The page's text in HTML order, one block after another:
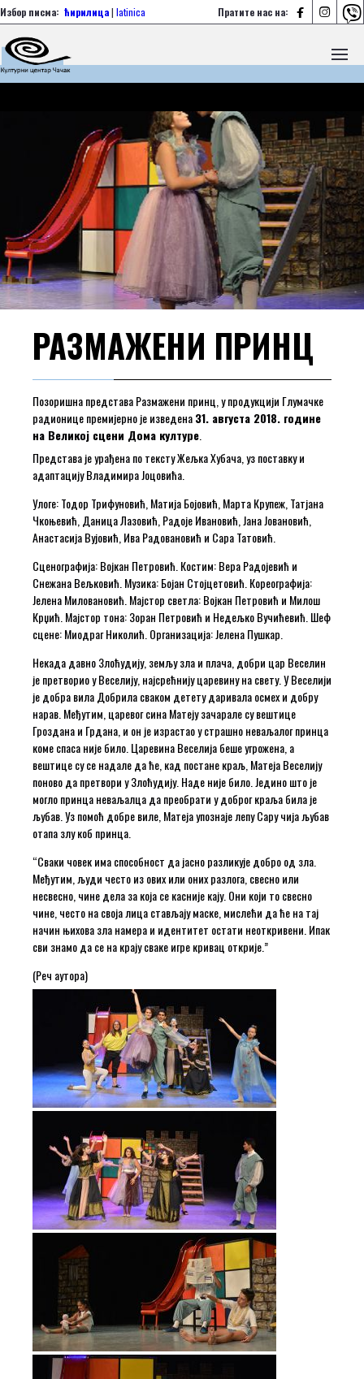
Пратите нас на:   
Избор писма: ћирилица| latinica
РАЗМАЖЕНИ ПРИНЦ
Позоришна представа Размажени принц, у продукцији Глумачке
радионице премијерно је изведена31. августа 2018. године
на Великој сцени Дома културе
Представа је урађена по тексту Жељка Хубача, уз поставку и
адаптацију Владимира Јоцовића.
Улоге: Тодор Трифуновић, Матија Бојовић, Марта Крупеж, Татјана
Чкоњевић, Даница Лазовић, Радоје Ивановић, Јана Јовановић,
Анастасија Вујовић, Ива Радовановић и Сара Татовић.
Сценографија: Војкан Петровић. Костим: Вера Радојевић и
Снежана Вељковић. Музика: Бојан Стојцетовић. Кореографија:
Јелена Миловановић. Мајстор светла: Војкан Петровић и Милош
Крџић. Мајстор тона: Зоран Петровић и Недељко Вучићевић. Шеф
сцене: Миодраг Николић. Организација: Јелена Пушкар.
Некада давно Злоћудију, земљу зла и плача, добри цар Веселин
је претворио у Веселију, најсрећнију царевину на свету. У Веселији
је добра вила Добрила сваком детету даривала осмех и добру
нарав. Међутим, царевог сина Матеју зачарале су вештице
Гроздана и Грдана, и он је израстао у страшно неваљалог принца
коме спаса није било. Царевина Веселија беше угрожена, а
вештице су се надале да ће, кад постане краљ, Матеја Веселију
поново да претвори у Злоћудију. Наде није било. Једино што је
могло принца неваљалца да преобрати у доброг краља била је
љубав. Уз помоћ добре виле, Матеја упознаје лепу Сару чија љубав
отапа злу коб принца.
“Сваки човек има способност да јасно разликује добро од зла.
Међутим, људи често из ових или оних разлога, свесно или
несвесно, чине дела за која се касније кају. Они који то свесно
чине, често на своја лица стављају маске, мислећи да ће на тај
начин њихова зла намера и идентитет остати неоткривени. Ипак
сви знамо да се на крају сваке игре кривац открије.”
(Реч аутора)